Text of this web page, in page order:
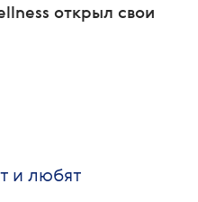
открыл свои
и любят